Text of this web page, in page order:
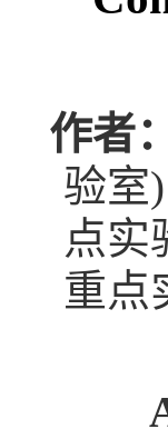
作者：
验室
点实
重点